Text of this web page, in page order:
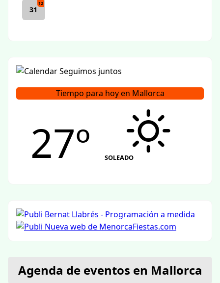
31
12
Tiempo para hoy en Mallorca
27º SOLEADO
Agenda de eventos en Mallorca